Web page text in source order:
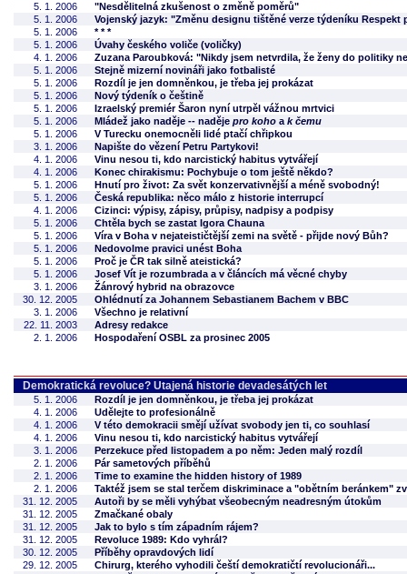
5. 1. 2006
"Nesdělitelná zkušenost o změně poměrů"
5. 1. 2006
Vojenský jazyk: "Změnu designu tištěné verze týdeníku Respekt
5. 1. 2006
* * *
5. 1. 2006
Úvahy českého voliče (voličky)
4. 1. 2006
Zuzana Paroubková: "Nikdy jsem netvrdila, že ženy do politiky
5. 1. 2006
Stejně mizerní novináři jako fotbalisté
5. 1. 2006
Rozdíl je jen domněnkou, je třeba jej prokázat
5. 1. 2006
Nový týdeník o češtině
5. 1. 2006
Izraelský premiér Šaron nyní utrpěl vážnou mrtvici
5. 1. 2006
Mládež jako naděje -- naděje pro koho a k čemu
5. 1. 2006
V Turecku onemocněli lidé ptačí chřipkou
3. 1. 2006
Napište do vězení Petru Partykovi!
4. 1. 2006
Vinu nesou ti, kdo narcistický habitus vytvářejí
4. 1. 2006
Konec chirakismu: Pochybuje o tom ještě někdo?
5. 1. 2006
Hnutí pro život: Za svět konzervativnější a méně svobodný!
5. 1. 2006
Česká republika: něco málo z historie interrupcí
4. 1. 2006
Cizinci: výpisy, zápisy, průpisy, nadpisy a podpisy
5. 1. 2006
Chtěla bych se zastat Igora Chauna
5. 1. 2006
Víra v Boha v nejateističtější zemi na světě - přijde nový Bůh?
5. 1. 2006
Nedovolme pravici unést Boha
5. 1. 2006
Proč je ČR tak silně ateistická?
5. 1. 2006
Josef Vít je rozumbrada a v článcích má věcné chyby
3. 1. 2006
Žánrový hybrid na obrazovce
30. 12. 2005
Ohlédnutí za Johannem Sebastianem Bachem v BBC
3. 1. 2006
Všechno je relativní
22. 11. 2003
Adresy redakce
2. 1. 2006
Hospodaření OSBL za prosinec 2005
Demokratická revoluce? Utajená historie devadesátých let
5. 1. 2006
Rozdíl je jen domněnkou, je třeba jej prokázat
4. 1. 2006
Udělejte to profesionálně
4. 1. 2006
V této demokracii smějí užívat svobody jen ti, co souhlasí
4. 1. 2006
Vinu nesou ti, kdo narcistický habitus vytvářejí
3. 1. 2006
Perzekuce před listopadem a po něm: Jeden malý rozdíl
2. 1. 2006
Pár sametových příběhů
2. 1. 2006
Time to examine the hidden history of 1989
2. 1. 2006
Taktéž jsem se stal terčem diskriminace a "obětním beránkem"
31. 12. 2005
Autoři by se měli vyhýbat všeobecným neadresným útokům
31. 12. 2005
Zmačkané obaly
31. 12. 2005
Jak to bylo s tím západním rájem?
31. 12. 2005
Revoluce 1989: Kdo vyhrál?
30. 12. 2005
Příběhy opravdových lidí
29. 12. 2005
Chirurg, kterého vyhodili čeští demokratičtí revolucionáři...